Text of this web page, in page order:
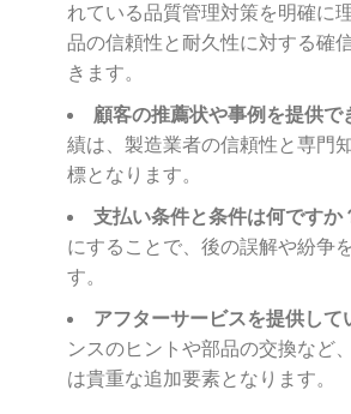
れている品質管理対策を明確に
品の信頼性と耐久性に対する確
きます。
顧客の推薦状や事例を提供で
績は、製造業者の信頼性と専門
標となります。
支払い条件と条件は何ですか
にすることで、後の誤解や紛争
す。
アフターサービスを提供して
ンスのヒントや部品の交換など
は貴重な追加要素となります。